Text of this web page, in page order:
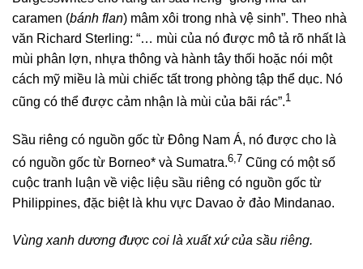
caramen (bánh flan) mâm xôi trong nhà vệ sinh”. Theo nhà
văn Richard Sterling: “… mùi của nó được mô tả rõ nhất là
mùi phân lợn, nhựa thông và hành tây thối hoặc nói một
cách mỹ miều là mùi chiếc tất trong phòng tập thể dục. Nó
cũng có thể được cảm nhận là mùi của bãi rác”.1
Sầu riêng có nguồn gốc từ Đông Nam Á, nó được cho là
có nguồn gốc từ Borneo* và Sumatra.6,7 Cũng có một số
cuộc tranh luận về việc liệu sầu riêng có nguồn gốc từ
Philippines, đặc biệt là khu vực Davao ở đảo Mindanao.
Vùng xanh dương được coi là xuất xứ của sầu riêng.